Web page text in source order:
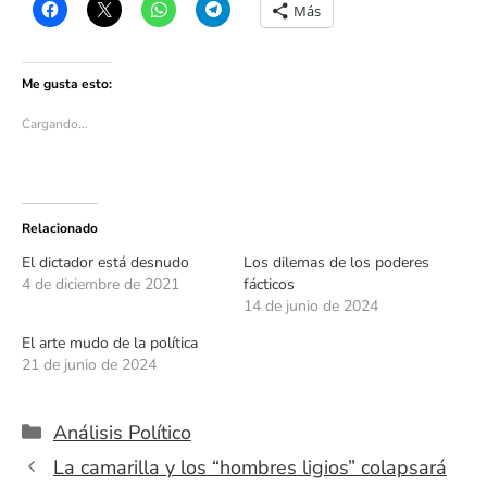
Más
Me gusta esto:
Cargando...
Relacionado
El dictador está desnudo
4 de diciembre de 2021
Los dilemas de los poderes
fácticos
14 de junio de 2024
El arte mudo de la política
21 de junio de 2024
Categorías
Análisis Político
La camarilla y los “hombres ligios” colapsará